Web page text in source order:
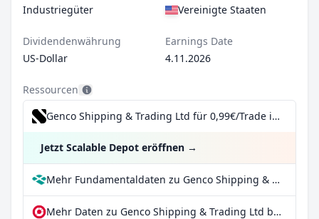
Industriegüter
Vereinigte Staaten
Dividendenwährung
US-Dollar
Earnings Date
4.11.2026
Ressourcen
Genco Shipping & Trading Ltd für 0,99€/Trade inkl. Dividend Reinvestment Plan
Jetzt Scalable Depot eröffnen →
Mehr Fundamentaldaten zu Genco Shipping & Trading Ltd bei Parqet
Mehr Daten zu Genco Shipping & Trading Ltd bei extraETF